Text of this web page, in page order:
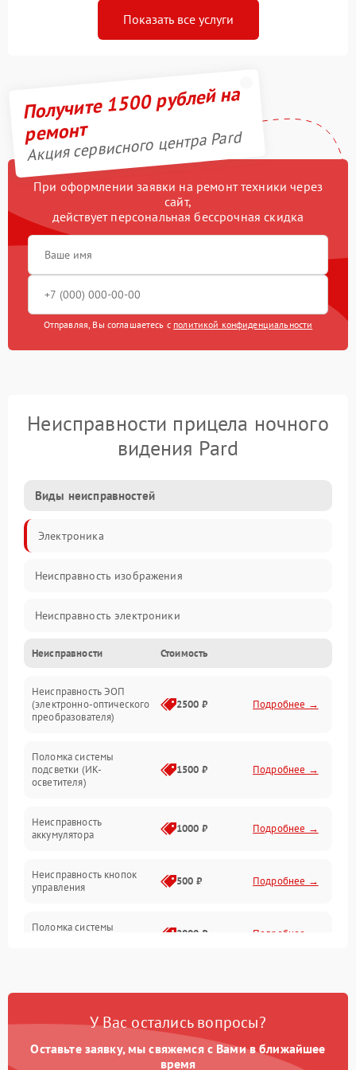
Показать все услуги
Получите 1500 рублей на
ремонт
Акция сервисного центра Pard
При оформлении заявки на ремонт техники через
сайт,
действует персональная бессрочная скидка
Отправляя, Вы соглашаетесь с политикой конфиденциальности
Неисправности прицела ночного
видения Pard
Виды неисправностей
Электроника
Неисправность изображения
Неисправность электроники
Механические повреждения
Неисправность управления
Оптика
Неисправности Стоимость
Неисправность ЭОП
(электронно-оптического
преобразователя)
2500 ₽ Подробнее →
Поломка системы
подсветки (ИК-
осветителя)
1500 ₽ Подробнее →
Неисправность
аккумулятора
1000 ₽ Подробнее →
Неисправность кнопок
управления
500 ₽ Подробнее →
Поломка системы
2000 ₽ Подробнее →
защиты от перегрузок
Неисправность системы
автоматического
отключения
1000 ₽ Подробнее →
У Вас остались вопросы?
Оставьте заявку, мы свяжемся с Вами в ближайшее
время